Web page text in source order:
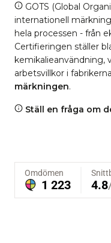
GOTS (Global
internationell
hela processen - från
Certifieringen ställer
kemikalieanvändning,
arbetsvillkor i
märkningen.
Ställ en fråga om